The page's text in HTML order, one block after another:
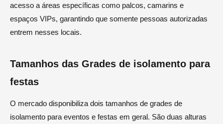
acesso a áreas específicas como palcos, camarins e
espaços VIPs, garantindo que somente pessoas autorizadas
entrem nesses locais.
Tamanhos das Grades de isolamento para
festas
O mercado disponibiliza dois tamanhos de grades de
isolamento para eventos e festas em geral. São duas alturas